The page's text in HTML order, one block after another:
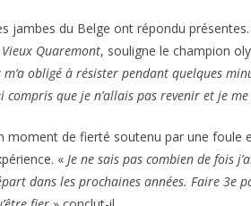
jambes du Belge ont répondu présentes.
Quaremont, souligne le champion
m’a obligé à résister pendant quelques
compris que je n’allais pas revenir et je
moment de fierté soutenu par une foule
« Je ne sais pas combien de fois
dans les prochaines années. Faire 3e